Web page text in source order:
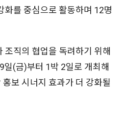
화를 중심으로 활동하며 12명
조직의 협업을 독려하기 위해
일(금)부터 1박 2일로 개최해
보 시너지 효과가 더 강화될